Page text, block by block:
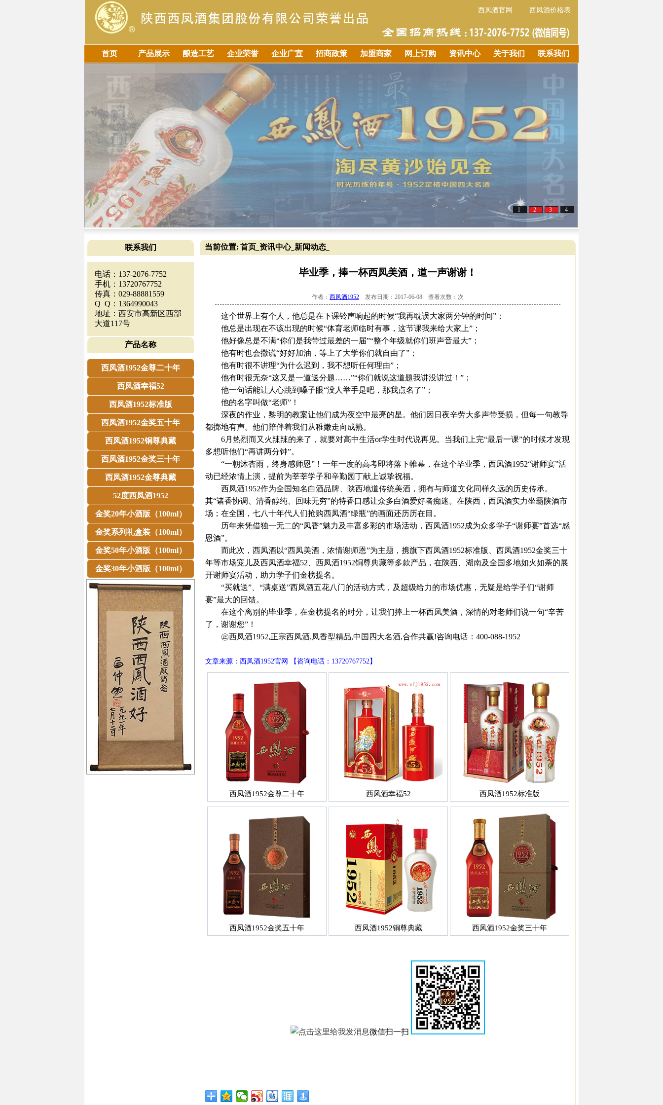
西凤酒官网 西凤酒价格表
首页 产品展示 酿造工艺 企业荣誉 企业广宣 招商政策 加盟商家 网上订购 资讯中心 关于我们 联系我们
1 2 3 4
联系我们
电话：137-2076-7752
手机：13720767752
传真：029-88881559
Q Q：1364990043
地址：西安市高新区西部
大道117号
产品名称
西凤酒1952金尊二十年
西凤酒幸福52
西凤酒1952标准版
西凤酒1952金奖五十年
西凤酒1952铜尊典藏
西凤酒1952金奖三十年
西凤酒1952金尊典藏
52度西凤酒1952
金奖20年小酒版（100ml）
金奖系列礼盒装（100ml）
金奖50年小酒版（100ml）
金奖30年小酒版（100ml）
当前位置: 首页 资讯中心_ 新闻动态
毕业季，捧一杯西凤美酒，道一声谢谢！
作者： 西凤酒1952 发布日期：2017-06-08 查看次数： 次
这个世界上有个人，他总是在下课铃声响起的时候“我再耽误大家两分钟的时间”；
他总是出现在不该出现的时候“体育老师临时有事，这节课我来给大家上”；
他好像总是不满“你们是我带过最差的一届”“整个年级就你们班声音最大”；
他有时也会撒谎“好好加油，等上了大学你们就自由了”；
他有时很不讲理“为什么迟到，我不想听任何理由”；
他有时很无奈“这又是一道送分题……”“你们就说这道题我讲没讲过！”；
他一句话能让人心跳到嗓子眼“没人举手是吧，那我点名了”；
他的名字叫做“老师”！
深夜的作业，黎明的教案让他们成为夜空中最亮的星。他们因日夜辛劳大多声带受损，但每一句教导
都掷地有声。他们陪伴着我们从稚嫩走向成熟。
6月热烈而又火辣辣的来了，就要对高中生活or学生时代说再见。当我们上完“最后一课”的时候才发现
多想听他们“再讲两分钟”。
“一朝沐杏雨，终身感师恩”！一年一度的高考即将落下帷幕，在这个毕业季，西凤酒1952“谢师宴”活
动已经浓情上演，提前为莘莘学子和辛勤园丁献上诚挚祝福。
西凤酒1952作为全国知名白酒品牌、陕西地道传统美酒，拥有与师道文化同样久远的历史传承。
其“诸香协调、清香醇纯、回味无穷”的特香口感让众多白酒爱好者痴迷。在陕西，西凤酒实力坐霸陕酒市
场；在全国，七八十年代人们抢购西凤酒“绿瓶”的画面还历历在目。
历年来凭借独一无二的“凤香”魅力及丰富多彩的市场活动，西凤酒1952成为众多学子“谢师宴”首选“感
恩酒”。
而此次，西凤酒以“西凤美酒，浓情谢师恩”为主题，携旗下西凤酒1952标准版、西凤酒1952金奖三十
年等市场宠儿及西凤酒幸福52、西凤酒1952铜尊典藏等多款产品，在陕西、湖南及全国多地如火如荼的展
开谢师宴活动，助力学子们金榜提名。
“买就送”、“满桌送”西凤酒五花八门的活动方式，及超级给力的市场优惠，无疑是给学子们“谢师
宴”最大的回馈。
在这个离别的毕业季，在金榜提名的时分，让我们捧上一杯西凤美酒，深情的对老师们说一句“辛苦
了，谢谢您”！
㊣西凤酒1952,正宗西凤酒,凤香型精品,中国四大名酒,合作共赢!咨询电话：400-088-1952
文章来源：西凤酒1952官网 【咨询电话：13720767752】
西凤酒1952金尊二十年 西凤酒幸福52 西凤酒1952标准版
西凤酒1952金奖五十年 西凤酒1952铜尊典藏 西凤酒1952金奖三十年
微信扫一扫